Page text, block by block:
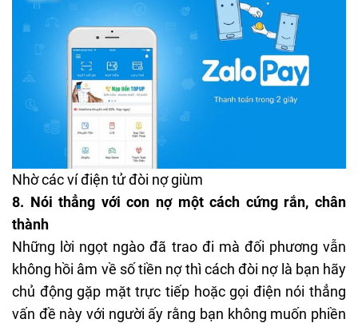
Nhờ các ví điện tử đòi nợ giùm
8. Nói thẳng với con nợ một cách cứng rắn, chân
thành
Những lời ngọt ngào đã trao đi mà đối phương vẫn
không hồi âm về số tiền nợ thì cách đòi nợ là bạn hãy
chủ động gặp mặt trực tiếp hoặc gọi điện nói thẳng
vấn đề này với người ấy rằng bạn không muốn phiền